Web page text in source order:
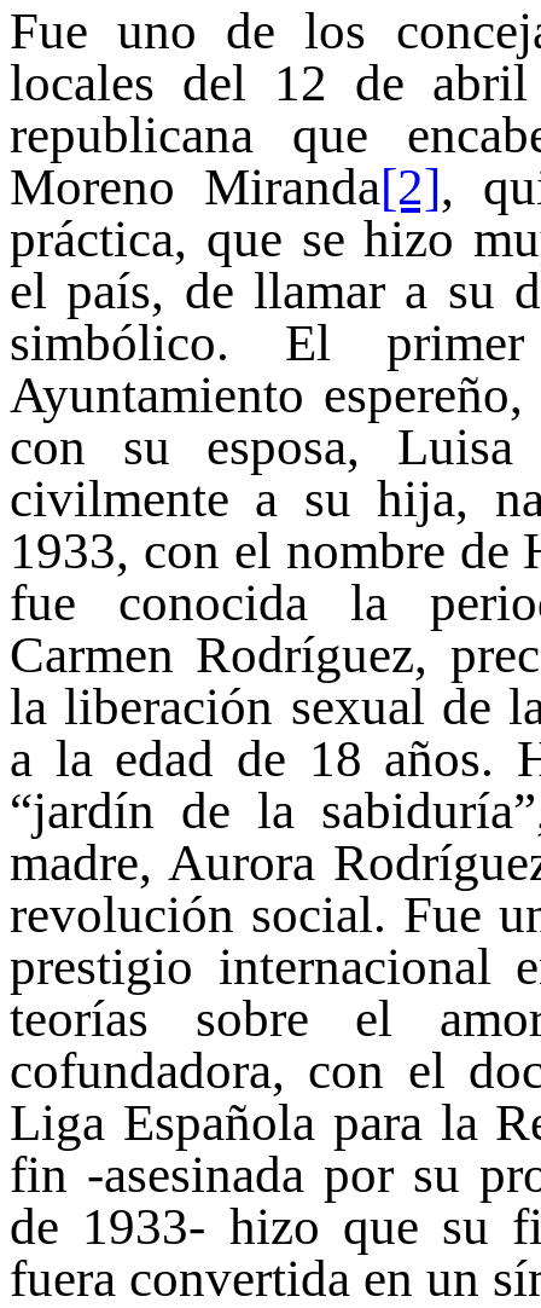
Fue uno de los
locales del 12 de
republicana que
Moreno Miranda[2],
práctica, que se hizo
el país, de llamar a su
simbólico. El
Ayuntamiento
con su esposa, Luisa
civilmente a su hija,
1933, con el nombre de
fue conocida la
Carmen Rodríguez,
la liberación sexual de
a la edad de 18 años.
“jardín de la
madre, Aurora
revolución social. Fue
prestigio internacional
teorías sobre el
cofundadora, con el
Liga Española para la
fin -asesinada por su
de 1933- hizo que su
fuera convertida en un